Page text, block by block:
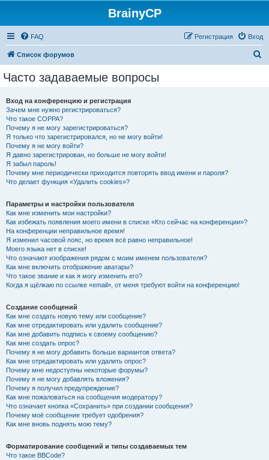
BrainyCP
FAQ Вход
Регистрация
Список форумов
Часто задаваемые вопросы
Вход на конференцию и регистрация
Зачем мне нужно регистрироваться?
Что такое COPPA?
Почему я не могу зарегистрироваться?
Я только что зарегистрировался, но не могу войти!
Почему я не могу войти?
Я давно зарегистрирован, но больше не могу войти!
Я забыл пароль!
Почему мне периодически приходится повторять ввод имени и пароля?
Что делает функция «Удалить cookies»?
Параметры и настройки пользователя
Как мне изменить мои настройки?
Как избежать появления моего имени в списке «Кто сейчас на конференции»?
На конференции неправильное время!
Я изменил часовой пояс, но время всё равно неправильное!
Моего языка нет в списке!
Что означают изображения рядом с моим именем пользователя?
Как мне включить отображение аватары?
Что такое звание и как я могу изменить его?
Когда я щёлкаю по ссылке «email», от меня требуют войти на конференцию!
Создание сообщений
Как мне создать новую тему или сообщение?
Как мне отредактировать или удалить сообщение?
Как мне добавить подпись к своему сообщению?
Как мне создать опрос?
Почему я не могу добавить больше вариантов ответа?
Как мне отредактировать или удалить опрос?
Почему мне недоступны некоторые форумы?
Почему я не могу добавлять вложения?
Почему я получил предупреждение?
Как мне пожаловаться на сообщения модератору?
Что означает кнопка «Сохранить» при создании сообщения?
Почему моё сообщение требует одобрения?
Как мне вновь поднять мою тему?
Форматирование сообщений и типы создаваемых тем
Что такое BBCode?